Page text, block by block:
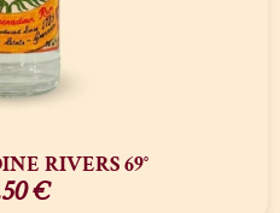
RIVERS 69°
€